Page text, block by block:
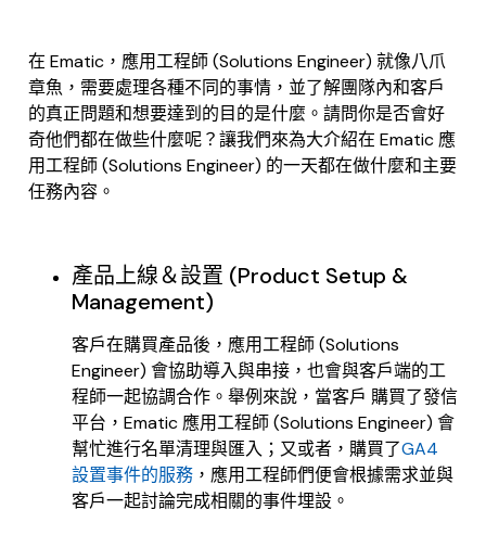
在 Ematic，應用工程師 (Solutions Engineer) 就像八爪
章魚，需要處理各種不同的事情，並了解團隊內和客戶
的真正問題和想要達到的目的是什麼。請問你是否會好
奇他們都在做些什麼呢？讓我們來為大介紹在 Ematic 應
用工程師 (Solutions Engineer) 的一天都在做什麼和主要
任務內容。
產品上線＆設置 (Product Setup &
Management)
客戶在購買產品後，應用工程師 (Solutions
Engineer) 會協助導入與串接，也會與客戶端的工
程師一起協調合作。舉例來說，當客戶 購買了發信
平台，Ematic 應用工程師 (Solutions Engineer) 會
幫忙進行名單清理與匯入；又或者，購買了GA4
設置事件的服務 ，應用工程師們便會根據需求並與
客戶一起討論完成相關的事件埋設。